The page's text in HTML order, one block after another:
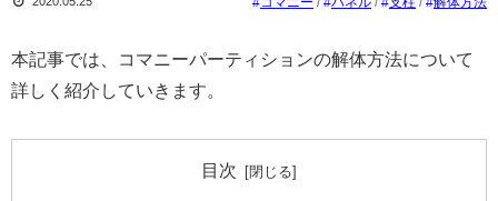
n
本記事では、コマニーパーティションの解体方法について
詳しく紹介していきます。
目次